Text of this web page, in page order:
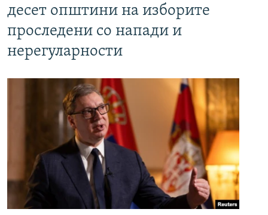
десет општини на изборите
проследени со напади и
нерегуларности